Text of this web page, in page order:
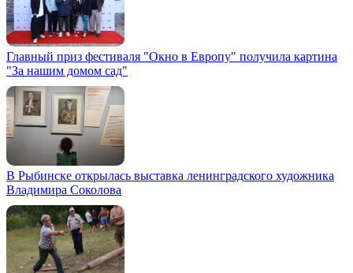
Главный приз фестиваля "Окно в Европу" получила картина
"За нашим домом сад"
В Рыбинске открылась выставка ленинградского художника
Владимира Соколова